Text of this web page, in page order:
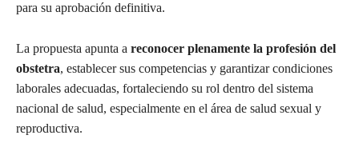
para su aprobación definitiva.
La propuesta apunta a reconocer plenamente la profesión del
obstetra, establecer sus competencias y garantizar condiciones
laborales adecuadas, fortaleciendo su rol dentro del sistema
nacional de salud, especialmente en el área de salud sexual y
reproductiva.